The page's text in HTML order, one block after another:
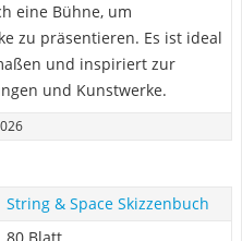
eine Bühne, um
zu präsentieren. Es ist ideal
und inspiriert zur
und Kunstwerke.
String & Space Skizzenbuch